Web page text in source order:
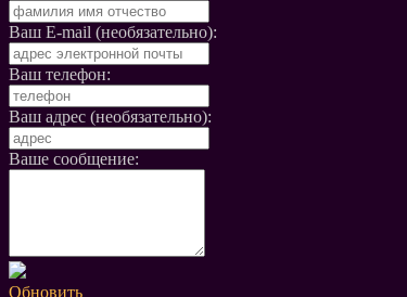
Ваш E-mail (необязательно):
Ваш телефон:
Ваш адрес (необязательно):
Ваше сообщение:
Обновить